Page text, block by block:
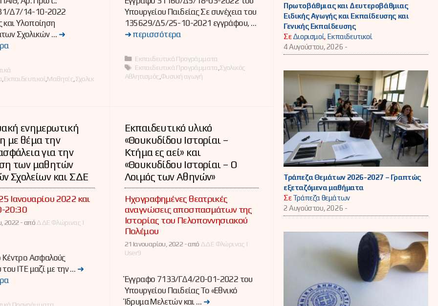
Δ7/14-10-2022
και Υλοποίηση
Σχολικών … ➜
Εκπαιδευτικοί Μαθητές Σχολικ
Υπουργείου Παιδείας Σε συνέχεια του
135629/Δ5/25-10-2021 εγγράφου, …
➜ περισσότερα
Κατηγορίες
Εκπαιδευτικά Προγράμματα
Ετικέτες
Εκπαιδευτικά Προγράμματα Σχολικός
Αθλητισμός Φυσική αγωγή
ενημερωτική
με θέμα την
για την
των μαθητών
Σχολείων και ΣΔΕ
Ιανουαρίου 2022 και
20:30
2022 -απόΔΔΕ Φλώρινας |
Κέντρο Ασφαλούς
ΙΤΕ μαζί με την … ➜
Προγράμματα
Εκπαιδευτικό υλικό
«Θουκυδίδου Ιστορίαι –
Κτήμα ες αεί» και
«Θουκυδίδου Ιστορίαι – Ο
Λοιμός των Αθηνών»
Ηχογραφημένες θεατρικές
αναγνώσεις αποσπασμάτων της
Ιστορίας του Πελοποννησιακού
Πολέμου
21 Ιανουαρίου, 2022 -από ΔΔΕ Φλώρινας |
User9
Έγγραφο 7133/ΓΔ4/20-01-2022 του
Υπουργείου Παιδείας Το «Εθνικό
Ίδρυμα Μελετών και … ➜
Πρωτοβάθμιας και Δευτεροβάθμιας
Ειδικής Αγωγής και Εκπαίδευσης και
Γενικής Εκπαίδευσης
ΣεΔιορισμοί, Εκπαιδευτικοί
4 Αυγούστου, 2026 -
Τράπεζα Θεμάτων 2026-2027 – Γραπτώς
εξεταζόμενα μαθήματα
ΣεΤράπεζα θεμάτων
2 Αυγούστου, 2026 -